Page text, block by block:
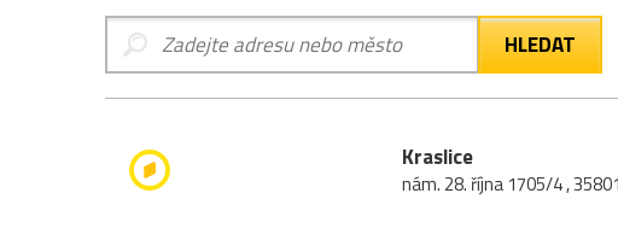
Kraslice
nám. 28. října 1705/4 ,